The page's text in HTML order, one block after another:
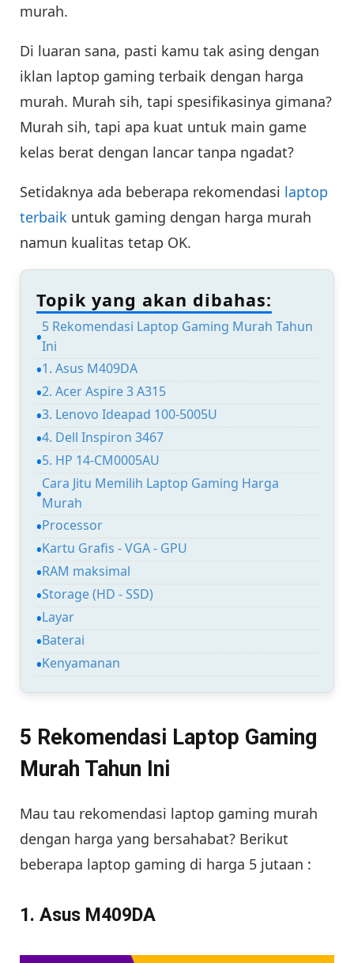
murah.
Di luaran sana, pasti kamu tak asing dengan
iklan laptop gaming terbaik dengan harga
murah. Murah sih, tapi spesifikasinya gimana?
Murah sih, tapi apa kuat untuk main game
kelas berat dengan lancar tanpa ngadat?
Setidaknya ada beberapa rekomendasi laptop
terbaik untuk gaming dengan harga murah
namun kualitas tetap OK.
Topik yang akan dibahas:
5 Rekomendasi Laptop Gaming Murah Tahun
Ini
1. Asus M409DA
2. Acer Aspire 3 A315
3. Lenovo Ideapad 100-5005U
4. Dell Inspiron 3467
5. HP 14-CM0005AU
Cara Jitu Memilih Laptop Gaming Harga
Murah
Processor
Kartu Grafis - VGA - GPU
RAM maksimal
Storage (HD - SSD)
Layar
Baterai
Kenyamanan
5 Rekomendasi Laptop Gaming
Murah Tahun Ini
Mau tau rekomendasi laptop gaming murah
dengan harga yang bersahabat? Berikut
beberapa laptop gaming di harga 5 jutaan :
1. Asus M409DA